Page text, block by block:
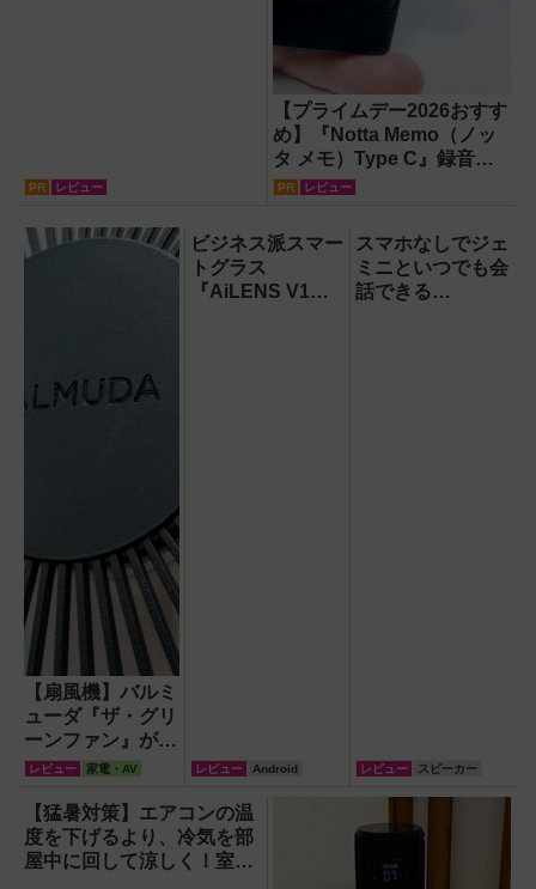
PR レビュー
【プライムデー2026おすす
め】『Notta Memo（ノッ
タ メモ）Type C』録音か
らAI自動文字起こし・翻
スレコーダー！【議事録作
成】
PR レビュー
【扇風機】バルミ
ューダ『ザ・グリ
ーンファン』が再
現する自然の風が
徹底している！
レビュー 家電・AV
ビジネス派スマー
トグラス
『AiLENS V1』
レビュー Android
スマホなしでジェ
ミニといつでも会
話できる
レビュー スピーカー
【猛暑対策】エアコンの温
度を下げるより、冷気を部
屋中に回して涼しく！室温